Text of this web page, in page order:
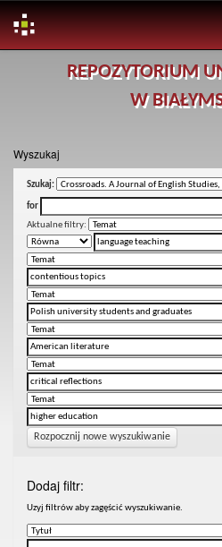
REPOZYTORIUM
W
Wyszukaj
Szukaj:
for
Aktualne filtry:
Rozpocznij nowe wyszukiwanie
Dodaj filtr:
Uzyj filtrów aby zagęścić wyszukiwanie.